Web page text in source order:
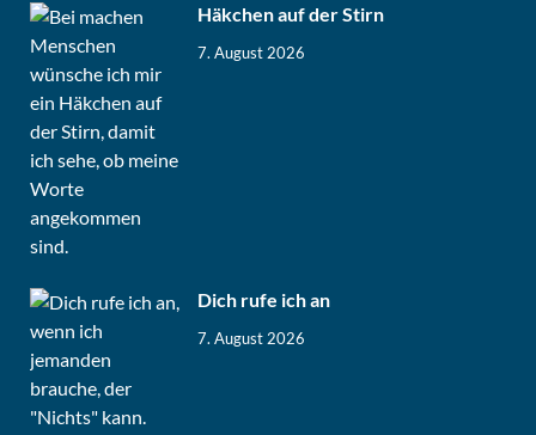
Häkchen auf der Stirn
7. August 2026
Dich rufe ich an
7. August 2026